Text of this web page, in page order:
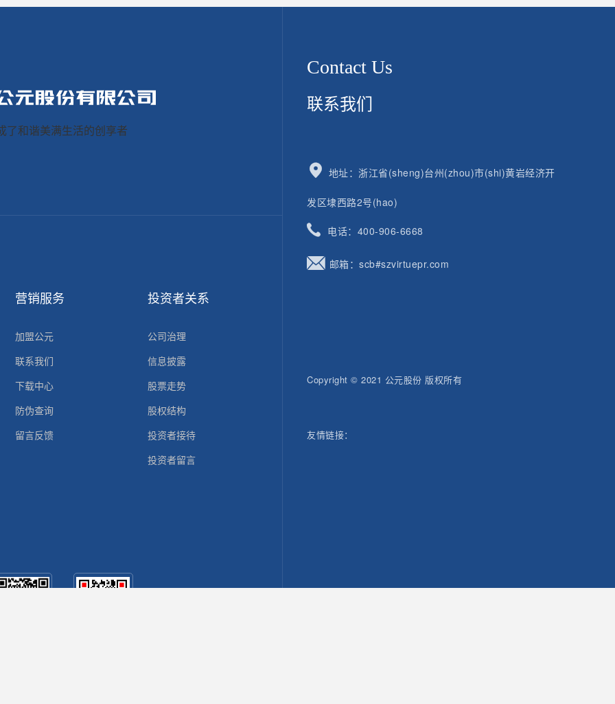
了和谐美满生活的创享者
营销服务
加盟公元
联系我们
下载中心
防伪查询
留言反馈
投资者关系
公司治理
信息披露
股票走势
股权结构
投资者接待
投资者留言
Contact Us
联系我们
 地址：浙江省(sheng)台州(zhou)市(shi)黄岩经济开
发区埭西路2号(hao)
 电话：400-906-6668
 邮箱：scb#szvirtuepr.com
Copyright © 2021 公元股份 版权所有
友情链接：